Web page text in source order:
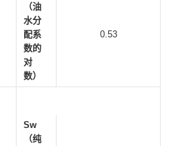
（油
水分
配系
数的
对
数）
0.53
Sw
（纯